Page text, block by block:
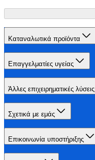
Καταναλωτικά προϊόντα
Επαγγελματίες υγείας
Άλλες επιχειρηματικές λύσεις
Σχετικά με εμάς
Επικοινωνία υποστήριξης